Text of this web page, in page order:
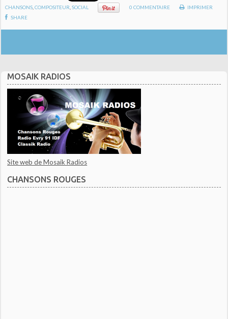
CHANSONS ,COMPOSITEUR ,SOCIAL 0 COMMENTAIRE
IMPRIMER
SHARE
MOSAIK RADIOS
Site web de Mosaik Radios
CHANSONS ROUGES